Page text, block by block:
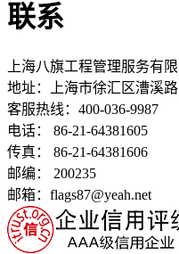
联系
上海八旗工程管理服务有
地址：
上海市徐汇区漕溪
客服热线：400-036-9987
电话： 86-21-64381605
传真： 86-21-64381606
邮编： 200235
邮箱：flags87@yeah.net